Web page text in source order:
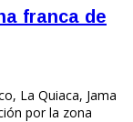
franca de
La Quiaca, Jama
por la zona